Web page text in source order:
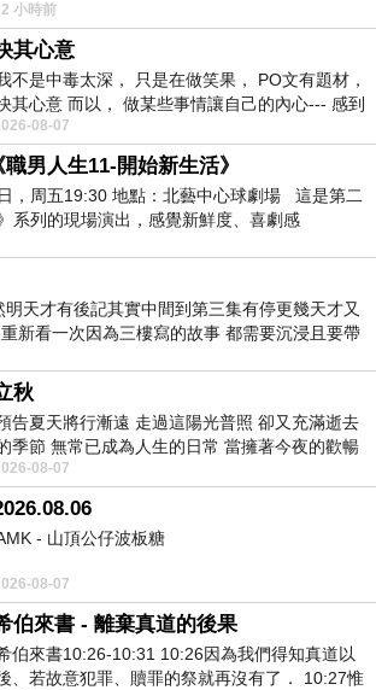
小時前
其心意
不是中毒太深， 只是在做笑果， PO文有題材，
其心意 而以， 做某些事情讓自己的內心--- 感到
快。08-07
男人生11-開始新生活》
，周五19:30 地點：北藝中心球劇場 這是第二
系列的現場演出，感覺新鮮度、喜劇感
天才有後記其實中間到第三集有停更幾天才又
新看一次因為三樓寫的故事 都需要沉浸且要帶
秋
告夏天將行漸遠 走過這陽光普照 卻又充滿逝去
季節 無常已成為人生的日常 當擁著今夜的歡暢
心 轉眼驟成昨日 而明晨 太陽
08-07
- 山頂公仔波板糖
08-07
伯來書 - 離棄真道的後果
伯來書10:26-10:31 10:26因為我們得知真道以
、若故意犯罪、贖罪的祭就再沒有了． 10:27惟